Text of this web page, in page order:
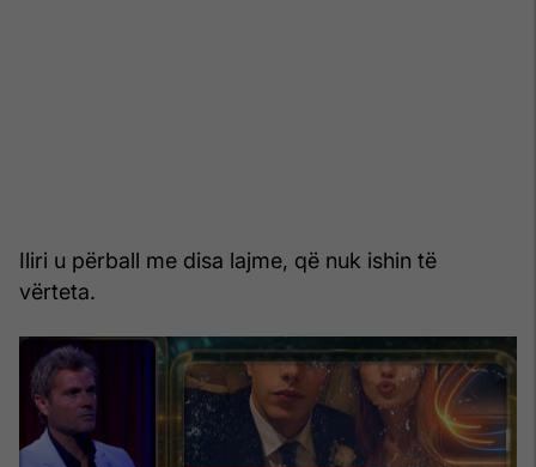
Iliri u përball me disa lajme, që nuk ishin të
vërteta.